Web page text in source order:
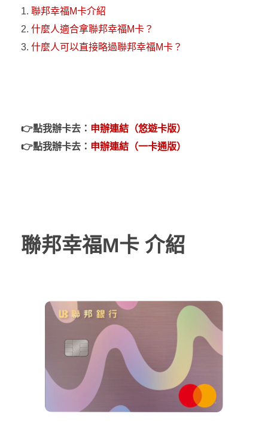
聯邦幸福M卡介紹
什麼人適合拿聯邦幸福M卡？
什麼人可以直接略過聯邦幸福M卡？
👉點我辦卡去： 申辦連結（悠遊卡版）
👉點我辦卡去： 申辦連結（一卡通版）
聯邦幸福M卡 介紹